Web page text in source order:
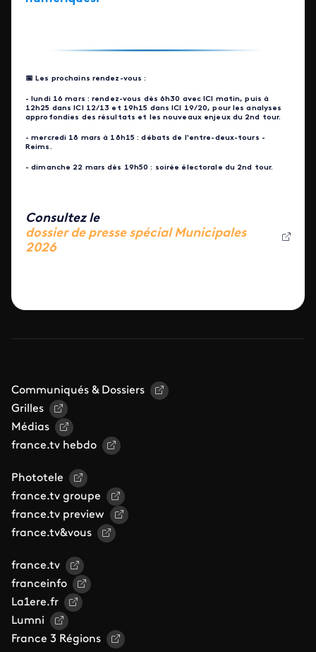
📅 Les prochains rendez-vous :
- lundi 16 mars : rendez-vous dès 6h30 avec ICI matin, puis à
12h25 dans ICI 12/13 et 19h15 dans ICI 19/20, pour les analyses
approfondies des résultats et les nouveaux enjeux du 2nd tour.
- mercredi 18 mars à 18h15 : débats de l'entre-deux-tours -
Reims.
- dimanche 22 mars dès 19h50 : soirée électorale du 2nd tour.
Consultez le
dossier de presse spécial Municipales
2026
Communiqués & Dossiers
Grilles
Médias
france.tv hebdo
Phototele
france.tv groupe
france.tv preview
france.tv&vous
france.tv
franceinfo
La1ere.fr
Lumni
France 3 Régions